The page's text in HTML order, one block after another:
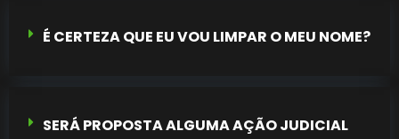
É CERTEZA QUE EU VOU LIMPAR O MEU NOME?
SERÁ PROPOSTA ALGUMA AÇÃO JUDICIAL